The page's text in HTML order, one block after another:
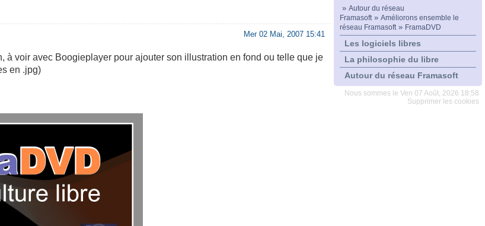
» Autour du réseau
Framasoft» Améliorons ensemble le
réseau Framasoft» FramaDVD
Les logiciels libres
La philosophie du libre
Autour du réseau Framasoft
Nous sommes le Ven 07 Août, 2026 18:58
Supprimer les cookies
Mer 02 Mai, 2007 15:41
à voir avec Boogieplayer pour ajouter son illustration en fond ou telle que je
en .jpg)